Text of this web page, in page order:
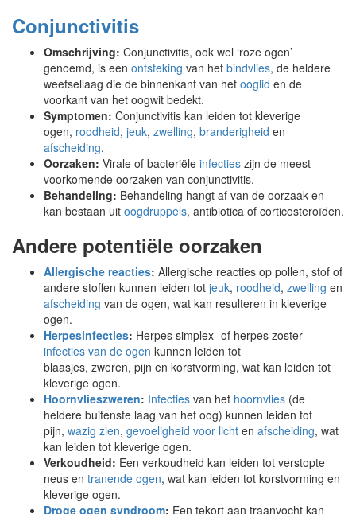
Conjunctivitis
Omschrijving: Conjunctivitis, ook wel ‘roze ogen’
genoemd, is een ontsteking van het bindvlies, de heldere
weefsellaag die de binnenkant van het ooglid en de
voorkant van het oogwit bedekt.
Symptomen: Conjunctivitis kan leiden tot kleverige
ogen, roodheid, jeuk, zwelling, branderigheid en
afscheiding.
Oorzaken: Virale of bacteriële infecties zijn de meest
voorkomende oorzaken van conjunctivitis.
Behandeling: Behandeling hangt af van de oorzaak en
kan bestaan uit oogdruppels, antibiotica of corticosteroïden.
Andere potentiële oorzaken
Allergische reacties: Allergische reacties op pollen, stof of
andere stoffen kunnen leiden tot jeuk, roodheid, zwelling en
afscheiding van de ogen, wat kan resulteren in kleverige
ogen.
Herpesinfecties: Herpes simplex- of herpes zoster-
infecties van de ogen kunnen leiden tot
blaasjes, zweren, pijn en korstvorming, wat kan leiden tot
kleverige ogen.
Hoornvlieszweren: Infecties van het hoornvlies (de
heldere buitenste laag van het oog) kunnen leiden tot
pijn, wazig zien, gevoeligheid voor licht en afscheiding, wat
kan leiden tot kleverige ogen.
Verkoudheid: Een verkoudheid kan leiden tot verstopte
neus en tranende ogen, wat kan leiden tot korstvorming en
kleverige ogen.
Droge ogen syndroom: Een tekort aan traanvocht kan